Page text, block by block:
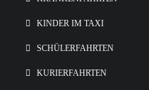
KINDER IM TAXI
SCHÜLERFAHRTEN
KURIERFAHRTEN